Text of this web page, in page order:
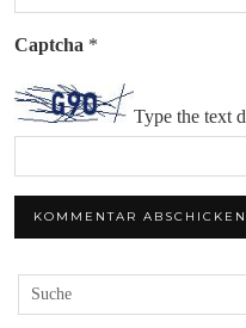
Captcha *
Type the text